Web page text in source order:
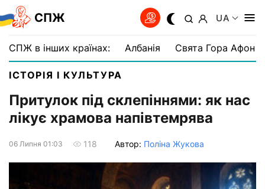
СПЖ UA
СПЖ в інших країнах: Албанія Свята Гора Афон
ІСТОРІЯ І КУЛЬТУРА
Притулок під склепіннями: як нас
лікує храмова напівтемрява
06 Липня 01:03 118 Автор: Поліна Жукова